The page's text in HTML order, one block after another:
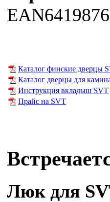
Каталог финские дверцы
Каталог дверцы для
Инструкция вкладыш SVT
Прайс на SVT
Люк для